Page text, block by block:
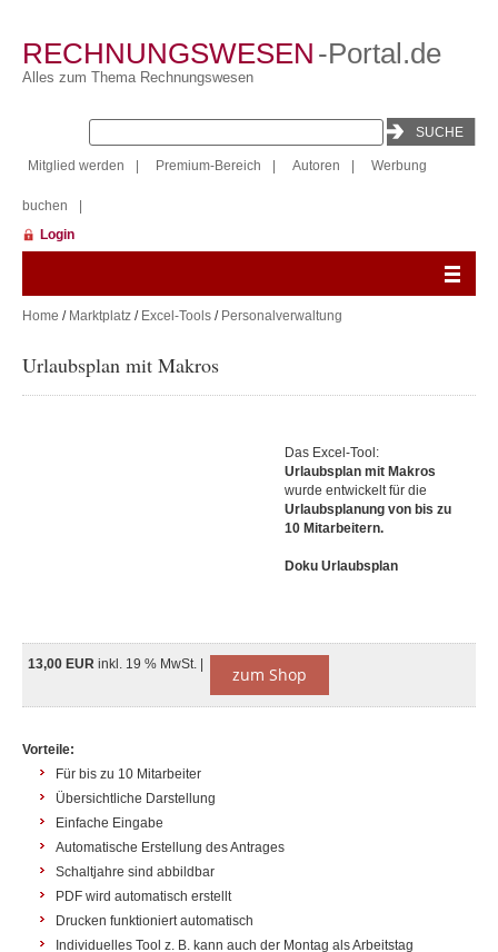
RECHNUNGSWESEN -Portal.de
Alles zum Thema Rechnungswesen
Mitglied werden Premium-Bereich Autoren Werbung
buchen
Login
Home / Marktplatz / Excel-Tools / Personalverwaltung
Urlaubsplan mit Makros
Das Excel-Tool:
Urlaubsplan mit Makros
wurde entwickelt für die
Urlaubsplanung von bis zu
10 Mitarbeitern.
Doku Urlaubsplan
13,00 EUR inkl. 19 % MwSt. | zum Shop
Vorteile:
Für bis zu 10 Mitarbeiter
Übersichtliche Darstellung
Einfache Eingabe
Automatische Erstellung des Antrages
Schaltjahre sind abbildbar
PDF wird automatisch erstellt
Drucken funktioniert automatisch
Individuelles Tool z. B. kann auch der Montag als Arbeitstag